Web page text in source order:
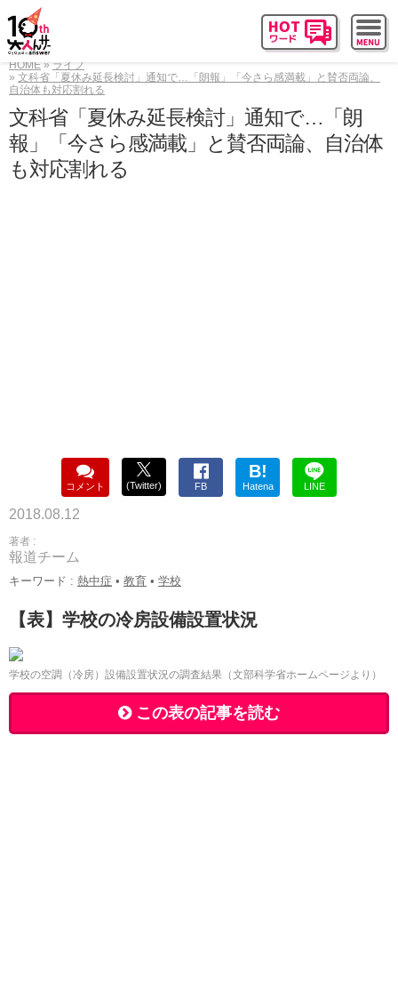
HOME
ライフ
文科省「夏休み延長検討」通知で…「朗報」「今さら感満載」と賛否両論、
自治体も対応割れる
文科省「夏休み延長検討」通知で…「朗
報」「今さら感満載」と賛否両論、自治体
も対応割れる
コメント (Twitter) FB
B!
Hatena LINE
2018.08.12
著者 :
報道チーム
キーワード : 熱中症 • 教育 • 学校
【表】学校の冷房設備設置状況
学校の空調（冷房）設備設置状況の調査結果（文部科学省ホームページより）
この表の記事を読む